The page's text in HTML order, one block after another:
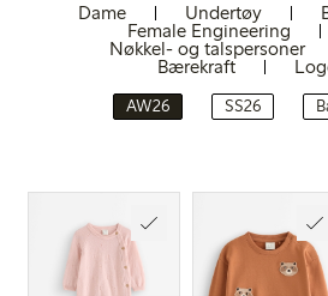
Dame Undertøy
AW26 SS26
Female Engineering
Nøkkel- og talspersoner
Bærekraft